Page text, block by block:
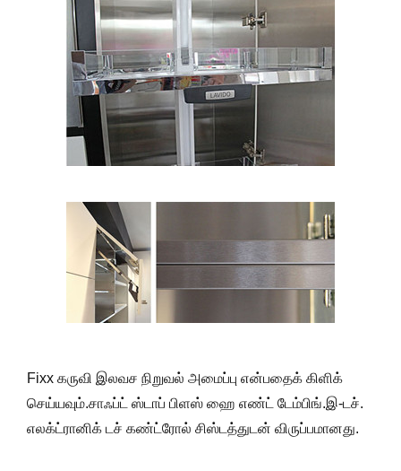
Fixx கருவி இலவச நிறுவல் அமைப்பு என்பதைக் கிளிக்
செய்யவும்.சாஃப்ட் ஸ்டாப் பிளஸ் ஹை எண்ட் டேம்பிங்.இ-டச்.
எலக்ட்ரானிக் டச் கண்ட்ரோல் சிஸ்டத்துடன் விருப்பமானது.